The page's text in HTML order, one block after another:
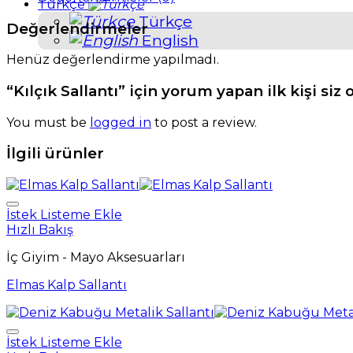
Türkçe
Türkçe
English
Değerlendirmeler
Henüz değerlendirme yapılmadı.
“Kılçık Sallantı” için yorum yapan ilk kişi siz
You must be logged in to post a review.
İlgili ürünler
İstek Listeme Ekle
Hızlı Bakış
İç Giyim - Mayo Aksesuarları
Elmas Kalp Sallantı
İstek Listeme Ekle